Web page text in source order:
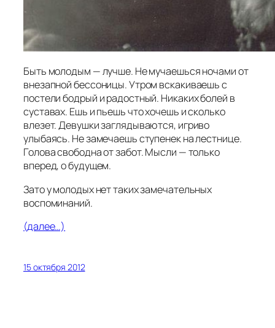
Быть молодым — лучше. Не мучаешься ночами от
внезапной бессоницы. Утром вскакиваешь с
постели бодрый и радостный. Никаких болей в
суставах. Ешь и пьешь что хочешь и сколько
влезет. Девушки заглядываются, игриво
улыбаясь. Не замечаешь ступенек на лестнице.
Голова свободна от забот. Мысли — только
вперед, о будущем.
Зато у молодых нет таких замечательных
воспоминаний.
(далее…)
15 октября 2012